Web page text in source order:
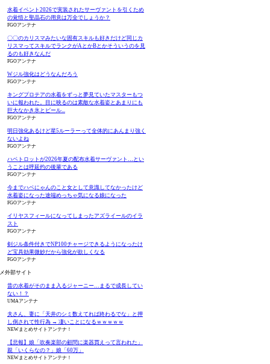
水着イベント2026で実装されたサーヴァントを引くため
の覚悟と聖晶石の用意は万全でしょうか？
FGOアンテナ
〇〇のカリスマみたいな固有スキルも好きだけど同じカ
リスマってスキルでランクがAとかBとかそういうのを見
るのも好きなんだ
FGOアンテナ
Wジル強化はどうなんだろう
FGOアンテナ
キングプロテアの水着をずっと夢見ていたマスターもつ
いに報われた。目に映るのは素敵な水着姿とあまりにも
巨大なかき氷とビール...
FGOアンテナ
明日強化あるけど星5ルーラーって全体的にあんまり強く
ないよね
FGOアンテナ
ハベトロットが2026年夏の配布水着サーヴァント…とい
うことは呼延灼の後輩である
FGOアンテナ
今までハベにゃんのこと女として意識してなかったけど
水着姿になった途端めっちゃ気になる娘になった
FGOアンテナ
イリヤスフィールになってしまったアズライールのイラ
スト
FGOアンテナ
剣ジル条件付きでNP100チャージできるようになったけ
ど宝具効果微妙だから強化が欲しくなる
FGOアンテナ
外部サイト
昔の水着がそのまま入るジャーニー…まるで成長してい
ない！？
UMAアンテナ
夫さん、妻に「天井のシミ数えてれば終わるでな」と押
し倒されて性行為 → 凄いことになるｗｗｗｗｗ
NEWまとめサイトアンテナ！
【悲報】娘「吹奏楽部の顧問に楽器買えって言われた」
親「いくらなの？」娘「60万」
NEWまとめサイトアンテナ！